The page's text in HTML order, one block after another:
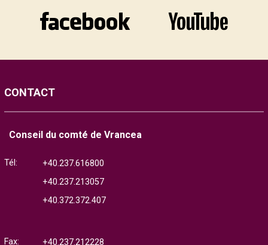
CONTACT
Conseil du comté de Vrancea
Tél:
+40.237.616800
+40.237.213057
+40.372.372.407
Fax:
+40.237.212228